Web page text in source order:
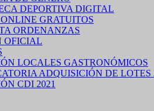
DEPORTIVA DIGITAL
GRATUITOS
ORDENANZAS
OFICIAL
LOCALES GASTRONÓMICOS
ADQUISICIÓN DE LOTES
CDI 2021